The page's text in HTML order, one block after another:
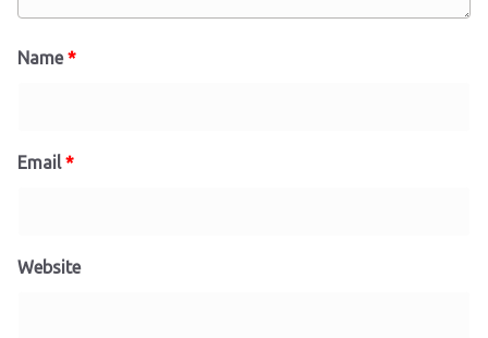
Name*
Email*
Website